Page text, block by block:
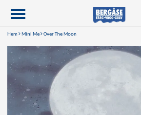
Hem Mini Me Over The Moon